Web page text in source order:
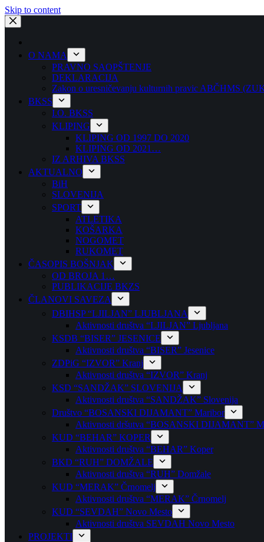
Skip to content
O NAMA
PRAVNO SAOPŠTENJE
DEKLARACIJA
Zakon o uresničevanju kulturnih pravic ABČHMS
BKSS
I.O. BKSS
KLIPING
KLIPING OD 1997 DO 2020
KLIPING OD 2021…
IZ ARHIVA BKSS
AKTUALNO
BiH
SLOVENIJA
SPORT
ATLETIKA
KOŠARKA
NOGOMET
RUKOMET
ČASOPIS BOŠNJAK
OD BROJA 1…
PUBLIKACIJE BKZS
ČLANOVI SAVEZA
DBIHSP “LJILJAN” LJUBLJANA
Aktivnosti društva “LJILJAN” Ljubljana
KSDB “BISER” JESENICE
Aktivnosti društva “BISER” Jesenice
ZDPiG “IZVOR” Kranj
Aktivnosti društva “IZVOR” Kranj
KSD “SANDŽAK” SLOVENIJA
Aktivnosti društva “SANDŽAK” Slovenija
Društvo “BOSANSKI DIJAMANT” Maribor
Aktivnosti dršutva “BOSANSKI DIJAMANT”
KUD “BEHAR” KOPER
Aktivnosti društva “BEHAR” Koper
BKD “RUH” DOMŽALE
Aktivnosti društva “RUH” Domžale
KUD “MERAK” Črnomelj
Aktivnosti društva “MERAK” Črnomelj
KUD “SEVDAH” Novo Mesto
Aktivnosti društva SEVDAH Novo Mesto
PROJEKTI